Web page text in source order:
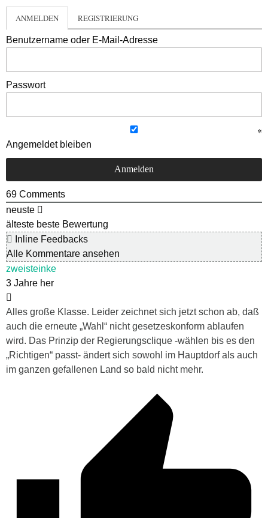
ANMELDEN REGISTRIERUNG
Benutzername oder E-Mail-Adresse
Passwort
Angemeldet bleiben
69 Comments
neuste
älteste beste Bewertung
Inline Feedbacks
Alle Kommentare ansehen
zweisteinke
3 Jahre her
Alles große Klasse. Leider zeichnet sich jetzt schon ab, daß
auch die erneute „Wahl“ nicht gesetzeskonform ablaufen
wird. Das Prinzip der Regierungsclique -wählen bis es den
„Richtigen“ passt- ändert sich sowohl im Hauptdorf als auch
im ganzen gefallenen Land so bald nicht mehr.